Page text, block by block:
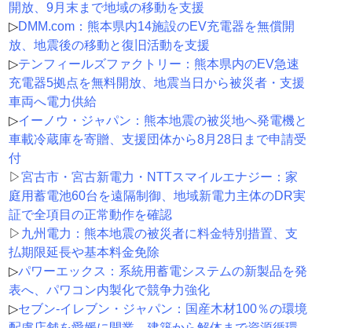
開放、9月末まで地域の移動を支援
▷DMM.com：熊本県内14施設のEV充電器を無償開
放、地震後の移動と復旧活動を支援
▷テンフィールズファクトリー：熊本県内のEV急速
充電器5拠点を無料開放、地震当日から被災者・支援
車両へ電力供給
▷イーノウ・ジャパン：熊本地震の被災地へ発電機と
車載冷蔵庫を寄贈、支援団体から8月28日まで申請受
付
▷宮古市・宮古新電力・NTTスマイルエナジー：家
庭用蓄電池60台を遠隔制御、地域新電力主体のDR実
証で全項目の正常動作を確認
▷ 九州電力：熊本地震の被災者に料金特別措置、支
払期限延長や基本料金免除
▷パワーエックス：系統用蓄電システムの新製品を発
表へ、パワコン内製化で競争力強化
▷セブン‐イレブン・ジャパン：国産木材100％の環境